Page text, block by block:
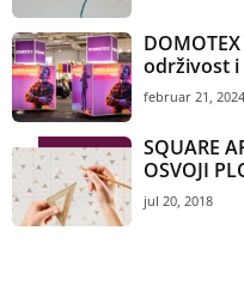
održivost i
februar 21, 2024
SQUARE
OSVOJI
jul 20, 2018